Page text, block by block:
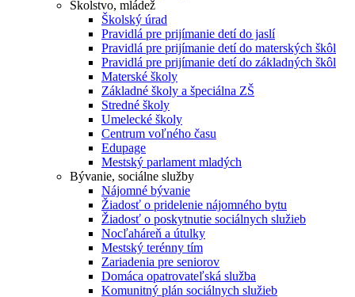
Školstvo, mládež
Školský úrad
Pravidlá pre prijímanie detí do jaslí
Pravidlá pre prijímanie detí do materských škôl
Pravidlá pre prijímanie detí do základných škôl
Materské školy
Základné školy a špeciálna ZŠ
Stredné školy
Umelecké školy
Centrum voľného času
Edupage
Mestský parlament mladých
Bývanie, sociálne služby
Nájomné bývanie
Žiadosť o pridelenie nájomného bytu
Žiadosť o poskytnutie sociálnych služieb
Nocľaháreň a útulky
Mestský terénny tím
Zariadenia pre seniorov
Domáca opatrovateľská služba
Komunitný plán sociálnych služieb